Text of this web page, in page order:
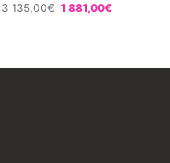
3 135,00€ 1 881,00€